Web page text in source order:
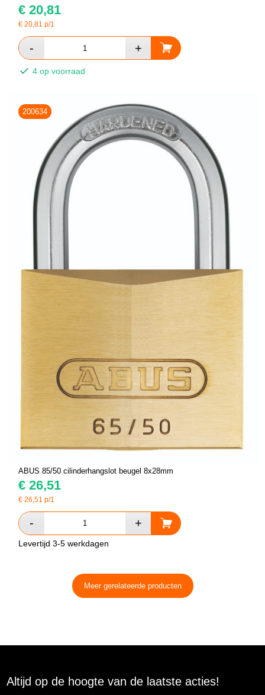
€ 20,81
€20,81 p/1
4 op voorraad
200634
ABUS 85/50 cilinderhangslot beugel 8x28mm
€ 26,51
€26,51 p/1
Levertijd 3-5 werkdagen
Meer gerelateerde producten
Altijd op de hoogte van de laatste acties!